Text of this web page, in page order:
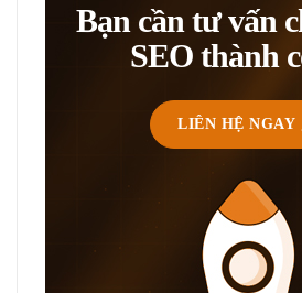
Bạn cần tư vấn
SEO thành
LIÊN HỆ NGAY